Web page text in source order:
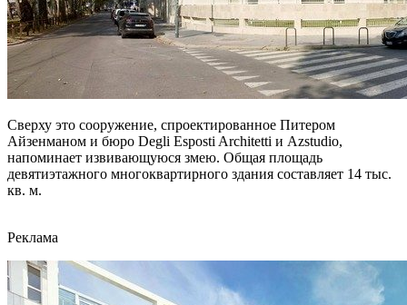
Сверху это сооружение, спроектированное Питером
Айзенманом и бюро Degli Esposti Architetti и Azstudio,
напоминает извивающуюся змею. Общая площадь
девятиэтажного многоквартирного здания составляет 14 тыс.
кв. м.
Реклама